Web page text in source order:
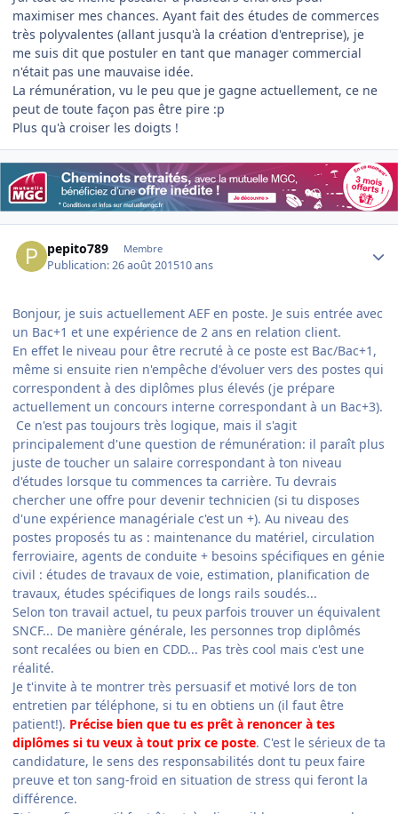
maximiser mes chances. Ayant fait des études de commerces
très polyvalentes (allant jusqu'à la création d'entreprise), je
me suis dit que postuler en tant que manager commercial
n'était pas une mauvaise idée.
La rémunération, vu le peu que je gagne actuellement, ce ne
peut de toute façon pas être pire :p
Plus qu'à croiser les doigts !
pepito789 Membre
Publication:26 août 201510 ans
Bonjour, je suis actuellement AEF en poste. Je suis entrée avec
un Bac+1 et une expérience de 2 ans en relation client.
En effet le niveau pour être recruté à ce poste est Bac/Bac+1,
même si ensuite rien n'empêche d'évoluer vers des postes qui
correspondent à des diplômes plus élevés (je prépare
actuellement un concours interne correspondant à un Bac+3).
Ce n'est pas toujours très logique, mais il s'agit
principalement d'une question de rémunération: il paraît plus
juste de toucher un salaire correspondant à ton niveau
d'études lorsque tu commences ta carrière. Tu devrais
chercher une offre pour devenir technicien (si tu disposes
d'une expérience managériale c'est un +). Au niveau des
postes proposés tu as : maintenance du matériel, circulation
ferroviaire, agents de conduite + besoins spécifiques en génie
civil : études de travaux de voie, estimation, planification de
travaux, études spécifiques de longs rails soudés...
Selon ton travail actuel, tu peux parfois trouver un équivalent
SNCF... De manière générale, les personnes trop diplômés
sont recalées ou bien en CDD... Pas très cool mais c'est une
réalité.
Je t'invite à te montrer très persuasif et motivé lors de ton
entretien par téléphone, si tu en obtiens un (il faut être
patient!). Précise bien que tu es prêt à renoncer à tes
diplômes si tu veux à tout prix ce poste. C'est le sérieux de ta
candidature, le sens des responsabilités dont tu peux faire
preuve et ton sang-froid en situation de stress qui feront la
différence.